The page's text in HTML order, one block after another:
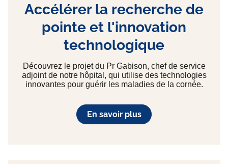
Accélérer la recherche de
pointe et l'innovation
technologique
Découvrez le projet du Pr Gabison, chef de service
adjoint de notre hôpital, qui utilise des technologies
innovantes pour guérir les maladies de la cornée.
En savoir plus